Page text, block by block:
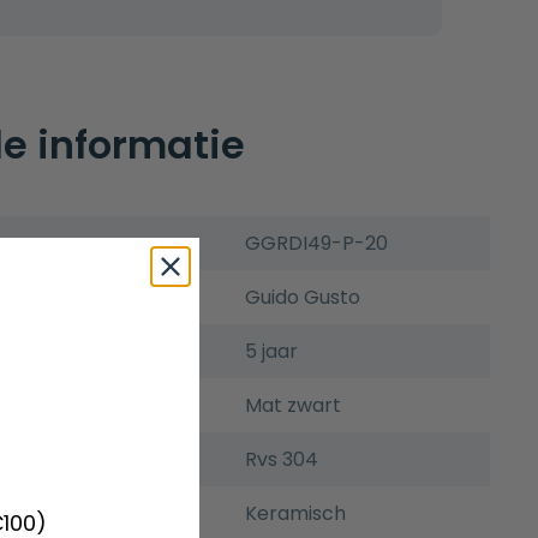
informatie
GGRDI49-P-20
Guido Gusto
5 jaar
Mat zwart
Rvs 304
Keramisch